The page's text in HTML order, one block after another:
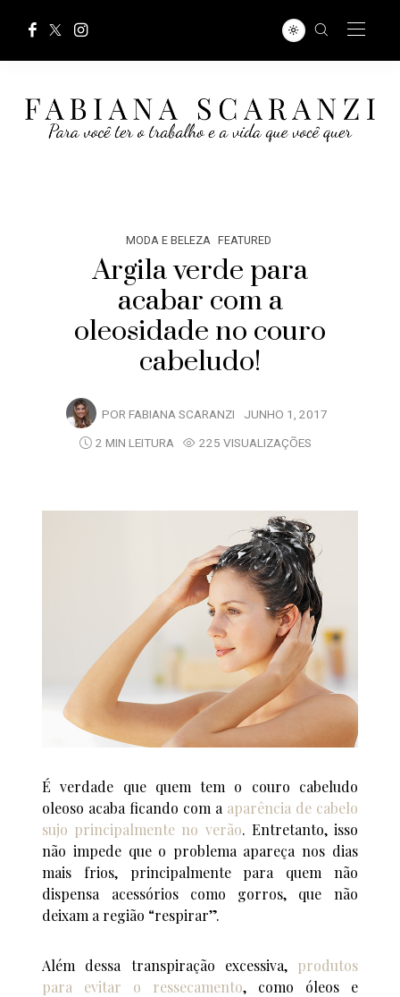
MODA E BELEZA FEATURED
Argila verde para
acabar com a
oleosidade no couro
cabeludo!
POR FABIANA SCARANZI JUNHO 1, 2017
2 MIN LEITURA
225 VISUALIZAÇÕES
É verdade que quem tem o couro cabeludo
oleoso acaba ficando com a aparência de cabelo
sujo principalmente no verão. Entretanto, isso
não impede que o problema apareça nos dias
mais frios, principalmente para quem não
dispensa acessórios como gorros, que não
deixam a região “respirar”.
Além dessa transpiração excessiva, produtos
para evitar o ressecamento, como óleos e